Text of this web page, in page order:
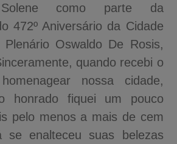
como parte da
472º Aniversário da Cidade
Oswaldo De Rosis,
quando recebi o
nossa cidade,
honrado fiquei um pouco
pelo menos a mais de cem
se enalteceu suas belezas